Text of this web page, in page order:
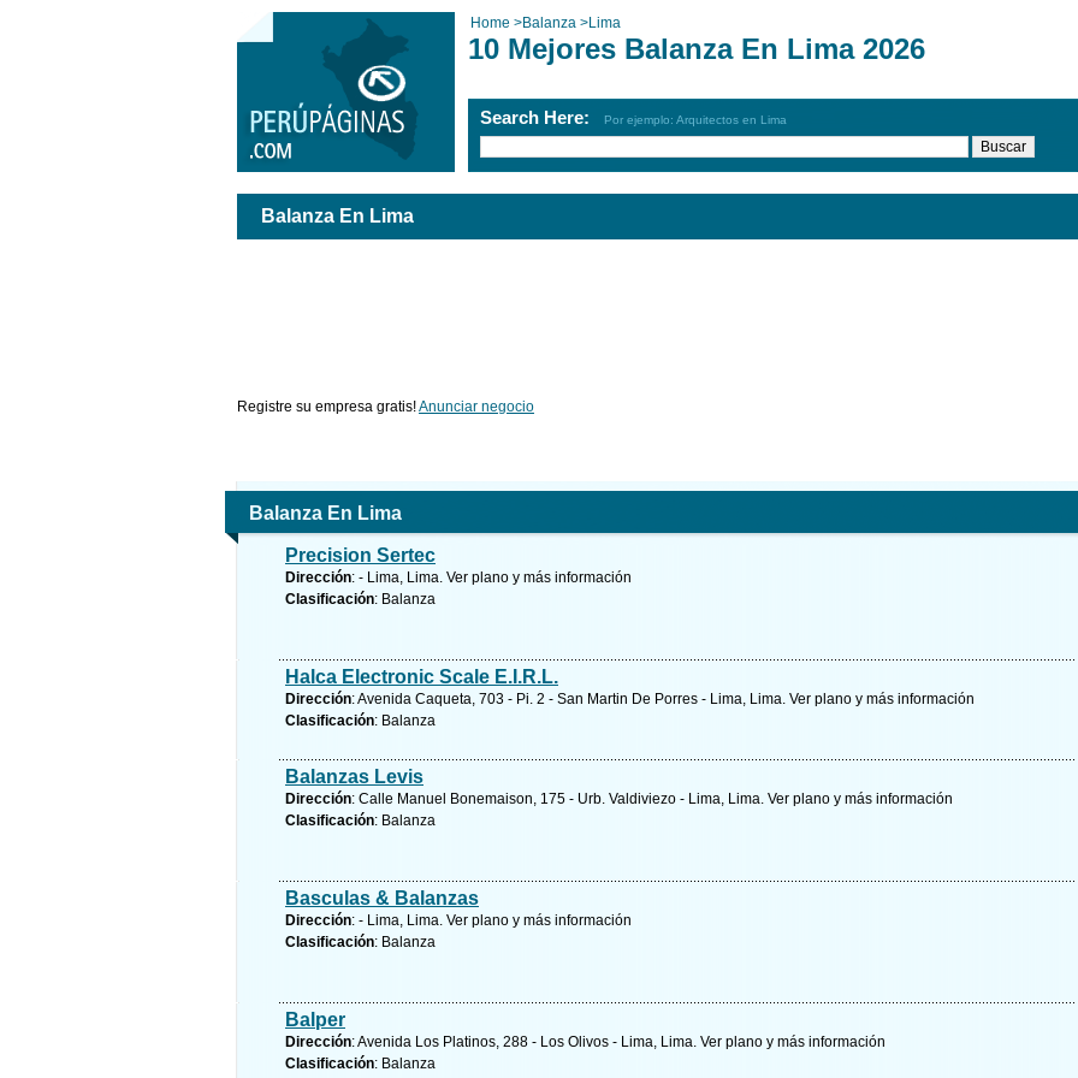
Home >Balanza >Lima
10 Mejores Balanza En Lima 2026
Search Here: Por ejemplo: Arquitectos en Lima
Balanza En Lima
Registre su empresa gratis!Anunciar negocio
Balanza En Lima
Precision Sertec
Dirección: - Lima, Lima. Ver plano y más información
Clasificación: Balanza
Halca Electronic Scale E.I.R.L.
Dirección: Avenida Caqueta, 703 - Pi. 2 - San Martin De Porres - Lima, Lima. Ver plano y más información
Clasificación: Balanza
Balanzas Levis
Dirección: Calle Manuel Bonemaison, 175 - Urb. Valdiviezo - Lima, Lima. Ver plano y más información
Clasificación: Balanza
Basculas & Balanzas
Dirección: - Lima, Lima. Ver plano y más información
Clasificación: Balanza
Balper
Dirección: Avenida Los Platinos, 288 - Los Olivos - Lima, Lima. Ver plano y más información
Clasificación: Balanza